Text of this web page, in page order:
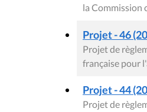
la Commission
Projet - 46
Projet de
française pour
Projet - 44
Projet de